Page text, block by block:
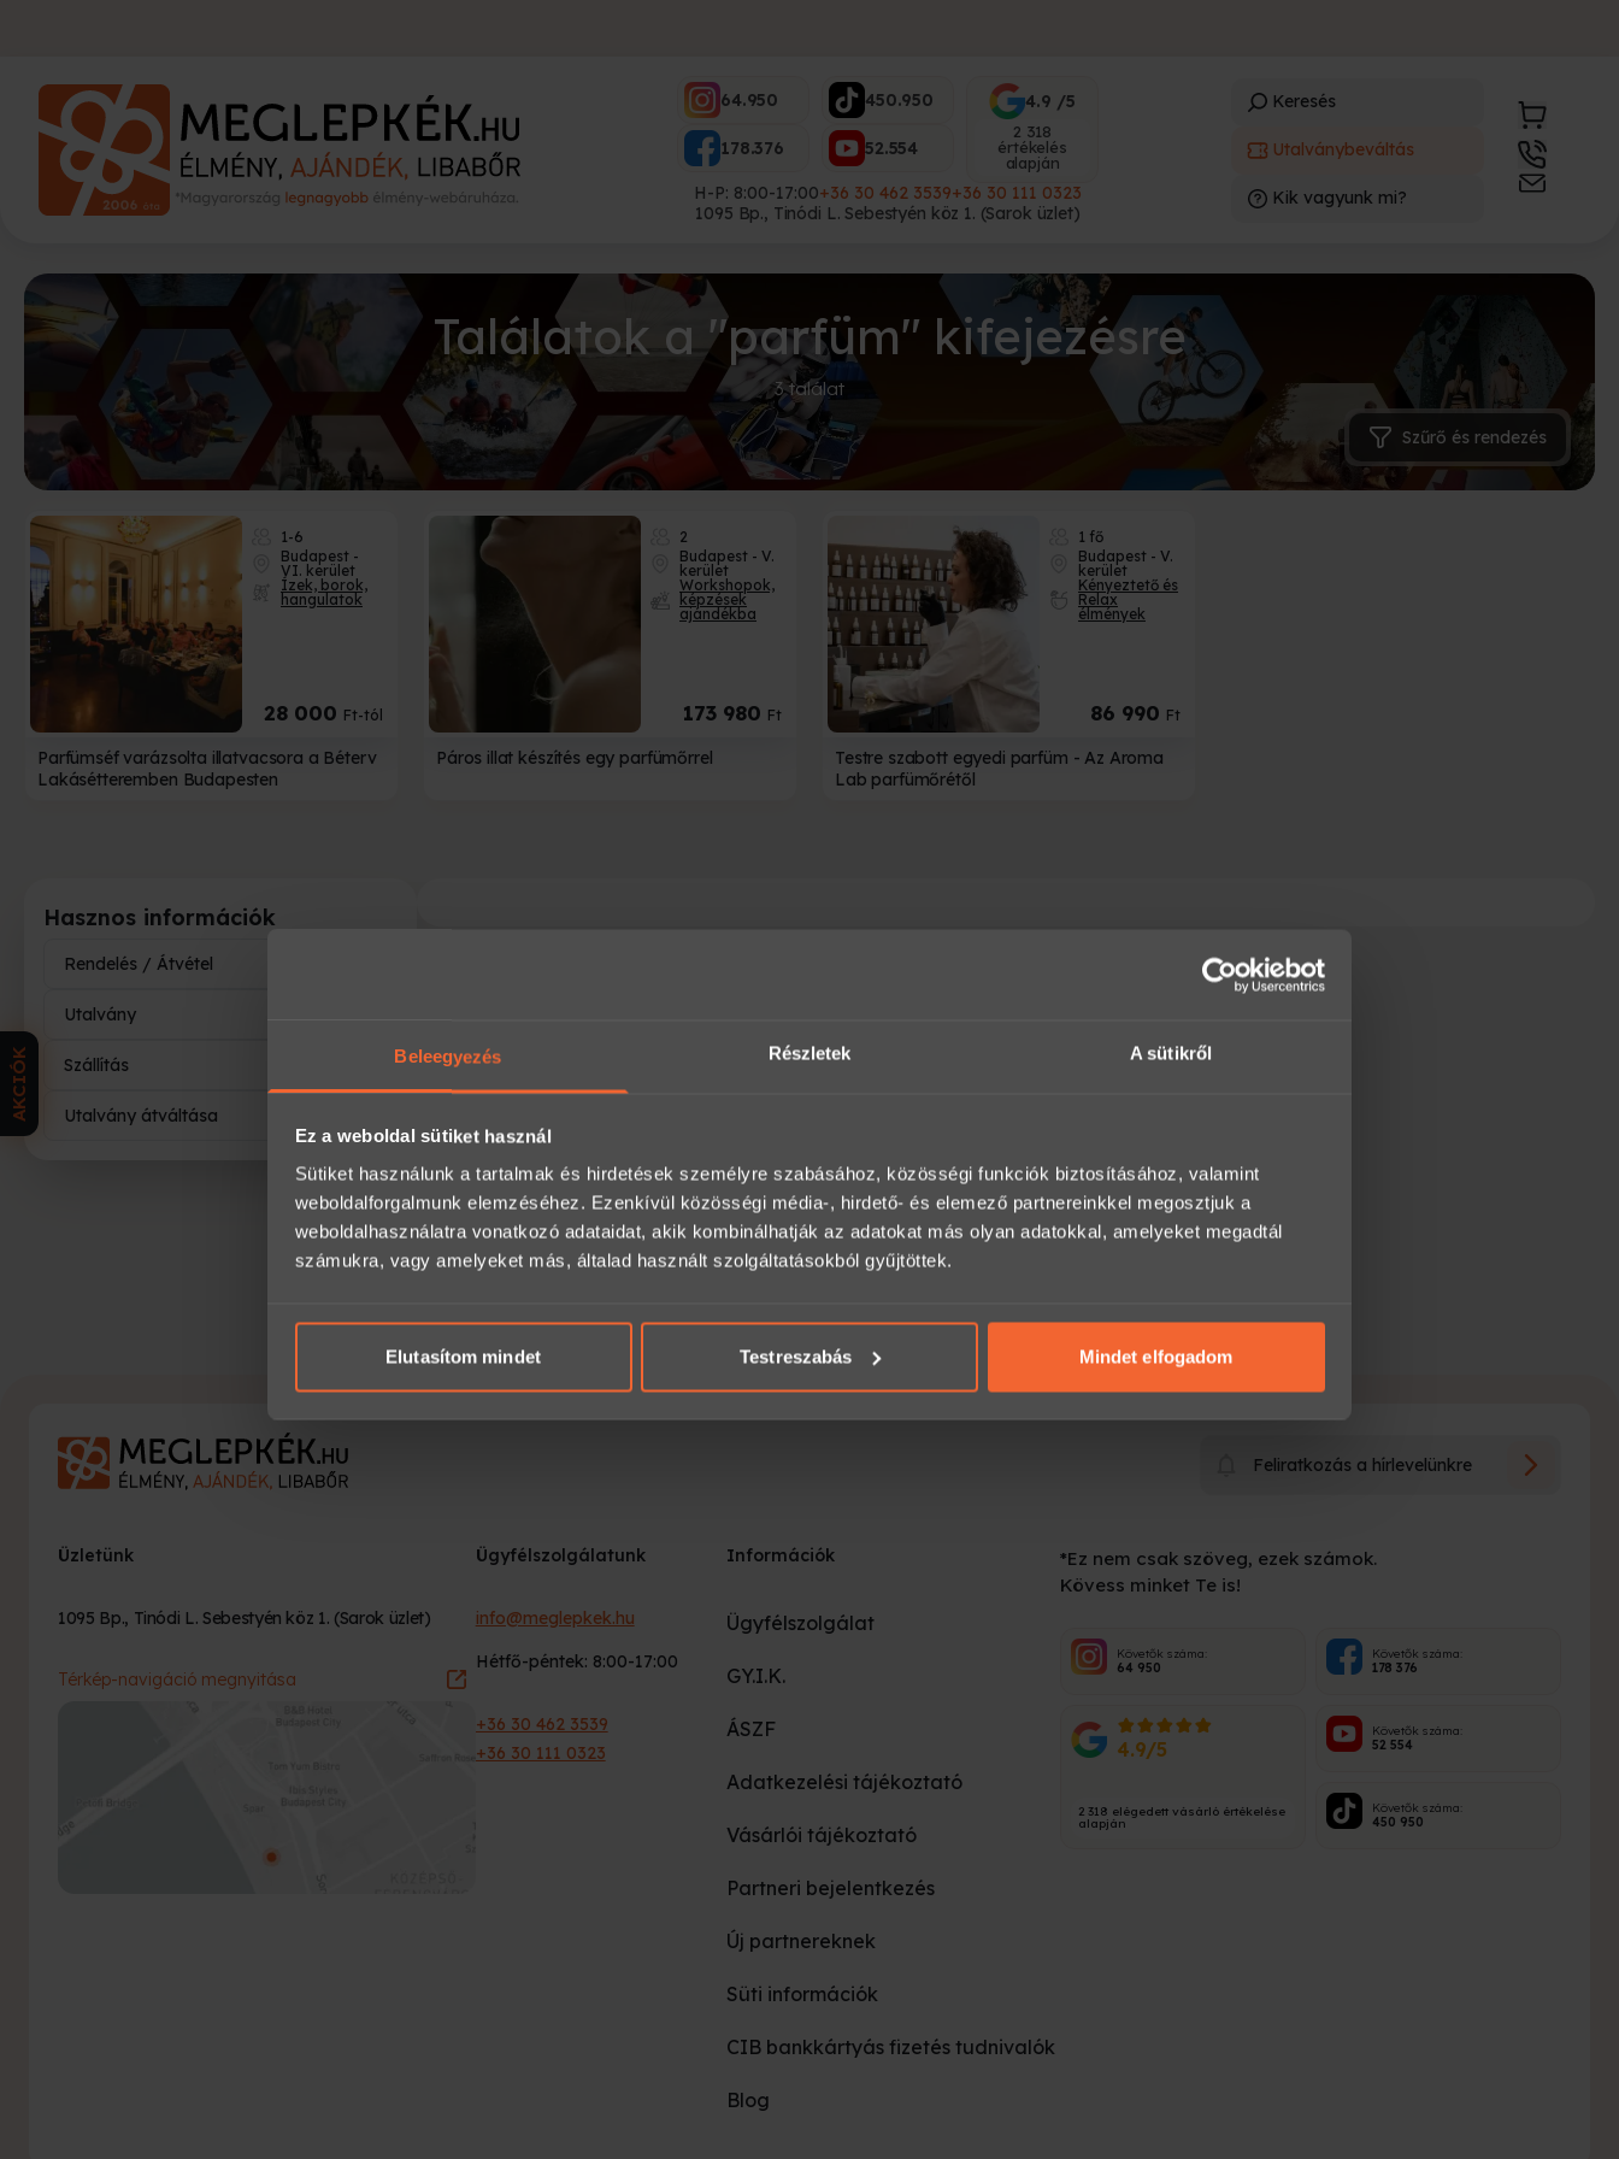
Beleegyezés Részletek A sütikről
Ez a weboldal sütiket használ
Sütiket használunk a tartalmak és hirdetések személyre szabásához, közösségi funkciók biztosításához, valamint
weboldalforgalmunk elemzéséhez. Ezenkívül közösségi média-, hirdető- és elemező partnereinkkel megosztjuk a
weboldalhasználatra vonatkozó adataidat, akik kombinálhatják az adatokat más olyan adatokkal, amelyeket megadtál
számukra, vagy amelyeket más, általad használt szolgáltatásokból gyűjtöttek.
Elutasítom mindet Testreszabás Mindet elfogadom
64.950
178.376
450.950
52.554
4.9 /5
2 318
értékelés
alapján
H-P: 8:00-17:00+36 30 462 3539+36 30 111 0323
1095 Bp., Tinódi L. Sebestyén köz 1. (Sarok üzlet)
Keresés
Utalványbeváltás
Kik vagyunk mi?
Találatok a "parfüm" kifejezésre
3 találat
Szűrő és rendezés
1-6
Budapest -
VI. kerület
Ízek, borok,
hangulatok
28 000 Ft-tól
Parfümséf varázsolta illatvacsora a Béterv
Lakásétteremben Budapesten
2
Budapest - V.
kerület
Workshopok,
képzések
ajándékba
173 980 Ft
Páros illat készítés egy parfümőrrel
1 fő
Budapest - V.
kerület
Kényeztető és
Relax
élmények
86 990 Ft
Testre szabott egyedi parfüm - Az Aroma
Lab parfümőrétől
Hasznos információk
Rendelés / Átvétel
Utalvány
Szállítás
Utalvány átváltása
További segítségre van szükséged? Kapcsolatfelvétel
AKCIÓK
Feliratkozás a hírlevelünkre
Üzletünk
1095 Bp., Tinódi L. Sebestyén köz 1. (Sarok üzlet)
Térkép-navigáció megnyitása
Ügyfélszolgálatunk
info@meglepkek.hu
Hétfő-péntek: 8:00-17:00
+36 30 462 3539
+36 30 111 0323
Információk
Ügyfélszolgálat
GY.I.K.
ÁSZF
Adatkezelési tájékoztató
Vásárlói tájékoztató
Partneri bejelentkezés
Új partnereknek
Süti információk
CIB bankkártyás fizetés tudnivalók
Blog
*Ez nem csak szöveg, ezek számok.
Kövess minket Te is!
Követők száma:
64 950
Követők száma:
178 376
4.9/5
2 318 elégedett vásárló értékelése
alapján
Követők száma:
52 554
Követők száma:
450 950